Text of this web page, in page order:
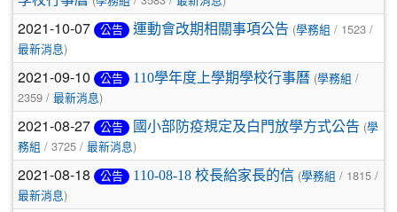
2021-10-07 公告 運動會改期相關事項公告 (學務組 / 1523 /
最新消息)
2021-09-10 公告 110學年度上學期學校行事曆 (學務組 /
2359 / 最新消息)
2021-08-27 公告 國小部防疫規定及白門放學方式公告 (學
務組 / 3725 / 最新消息)
2021-08-18 公告 110-08-18 校長給家長的信 (學務組 / 1815 /
最新消息)